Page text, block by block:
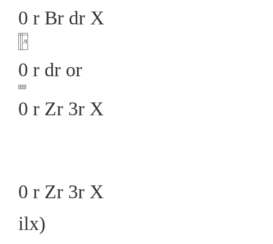
0 r Br dr X
л
0 r dr or
0 r Zr 3r X
0 r Zr 3r X
ilx)